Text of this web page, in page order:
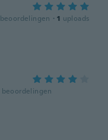
beoordelingen · 1 uploads
beoordelingen